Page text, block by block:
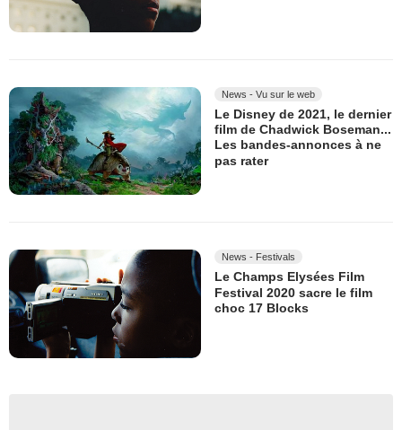
News - Vu sur le web
Le Disney de 2021, le dernier
film de Chadwick Boseman...
Les bandes-annonces à ne
pas rater
News - Festivals
Le Champs Elysées Film
Festival 2020 sacre le film
choc 17 Blocks